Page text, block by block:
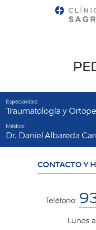
Especialidad:
Traumatología y
Médico:
Dr. Daniel Albareda
CONTACTO Y
Teléfono:
Lunes